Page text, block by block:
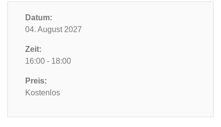
Datum:
04. August 2027
Zeit:
16:00 - 18:00
Preis:
Kostenlos